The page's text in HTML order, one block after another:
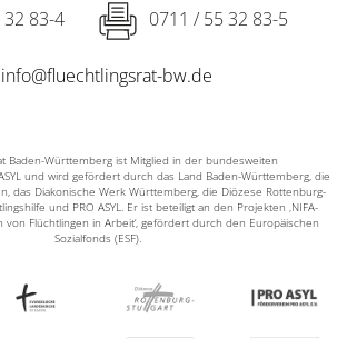
83-4 0711 / 55 32 83-5
info@fluechtlingsrat-bw.de
Baden-Württemberg ist Mitglied in der bundesweiten
und wird gefördert durch das Land Baden-Württemberg, die
das Diakonische Werk Württemberg, die Diözese Rottenburg-
und PRO ASYL. Er ist beteiligt an den Projekten ‚NIFA-
von Flüchtlingen in Arbeit‘, gefördert durch den Europäischen
Sozialfonds (ESF).